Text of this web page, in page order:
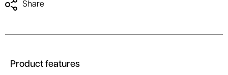
Share
Product features